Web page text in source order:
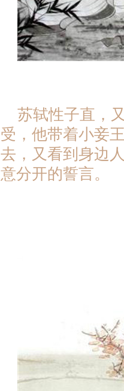
苏轼性子直，
受，他带着小妾
去，又看到身边
意分开的誓言。